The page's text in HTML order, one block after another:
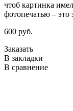
чтоб картинка
фотопечатью – это
600 руб.
Заказать
В закладки
В сравнение